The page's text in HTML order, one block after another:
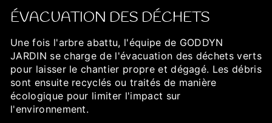
ÉVACUATION DES DÉCHETS
Une fois l'arbre abattu, l'équipe de GODDYN
JARDIN se charge de l'évacuation des déchets verts
pour laisser le chantier propre et dégagé. Les débris
sont ensuite recyclés ou traités de manière
écologique pour limiter l'impact sur
l'environnement.